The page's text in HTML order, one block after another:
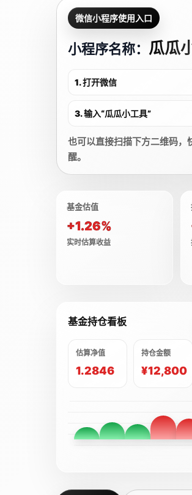
微信小程序使用入口
小程序名称： 瓜瓜
1. 打开微信
3. 输入“瓜瓜小工具”
也可以直接扫描下方二维码，
醒。
基金估值
+1.26%
实时估算收益
基金持仓看板
估算净值
1.2846
持仓金额
¥12,800